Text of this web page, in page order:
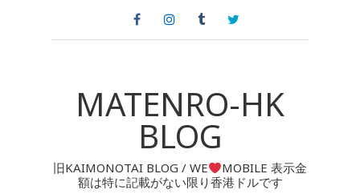
MATENRO-HK
BLOG
旧KAIMONOTAI BLOG / WE
MOBILE 表示金
額は特に記載がない限り香港ドルです